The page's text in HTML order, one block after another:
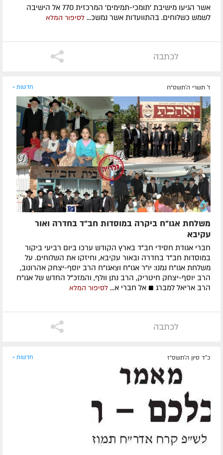
אשר הגיעו מישיבת 'תומכי-תמימים' המרכזית 770 אל הישיבה
לשמש כשלוחים. בהתוועדות אשר נמשכ... לסיפור המלא
לכתבה
ז' תשרי ה׳תשס״ח חדשות »
משלחת אגו"ח ביקרה במוסדות חב"ד בחדרה ואור
עקיבא
חברי אגודת חסידי חב"ד בארץ הקודש ערכו ביום רביעי ביקור
במוסדות חב"ד בחדרה ובאור עקיבא, וחיזקו את השלוחים. על
משלחת אגו"ח נמנו: יו"ר אגו"ח וצאגו"ח הרב יוסף-יצחק אהרונוב,
הרב יוסף-יצחק חיטריק, הרב נתן וולף, והמזכ"ל החדש של אגו"ח
הרב אריאל למברג ■ אל חברי א... לסיפור המלא
לכתבה
כ"ד סיון ה׳תשס״ז חדשות »